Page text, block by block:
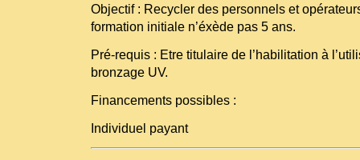
Objectif : Recycler des personnels et
formation initiale n’éxède pas 5 ans.
Pré-requis : Etre titulaire de l’habilitation à
bronzage UV.
Financements possibles :
Individuel payant